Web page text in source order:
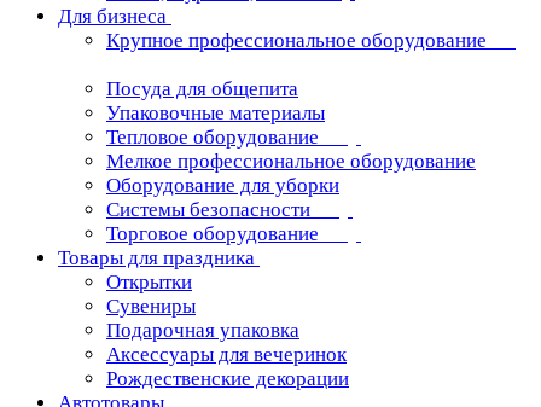
Для бизнеса
Крупное профессиональное оборудование
Посуда для общепита
Упаковочные материалы
Тепловое оборудование
Мелкое профессиональное оборудование
Оборудование для уборки
Системы безопасности
Торговое оборудование
Товары для праздника
Открытки
Сувениры
Подарочная упаковка
Аксессуары для вечеринок
Рождественские декорации